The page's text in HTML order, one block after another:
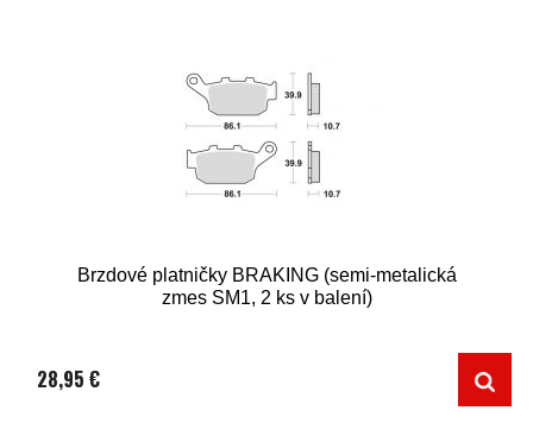
Brzdové platničky BRAKING (semi-metalická
zmes SM1, 2 ks v balení)
28,95 €